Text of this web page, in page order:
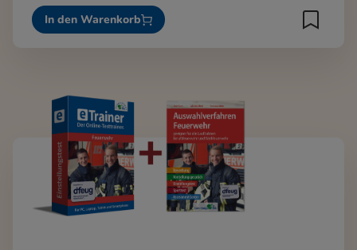
In den Warenkorb